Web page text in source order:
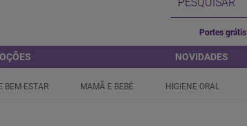
Portes grátis
NOVIDADES
BEM-ESTAR MAMÃ E BEBÉ HIGIENE ORAL